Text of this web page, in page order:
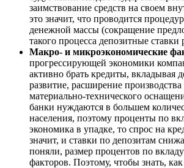
заимствование средств на своем
это значит, что проводится
денежной массы (сокращение
такого процесса депозитные ставки
Макро- и микроэкономические
прогрессирующей экономики
активно брать кредиты, вкладывая
развитие, расширение
материально-технического
банки нуждаются в большем
населения, поэтому проценты по
экономика в упадке, то спрос на
значит, и ставки по депозитам
поняли, размер процентов по
факторов. Поэтому, чтобы знать,